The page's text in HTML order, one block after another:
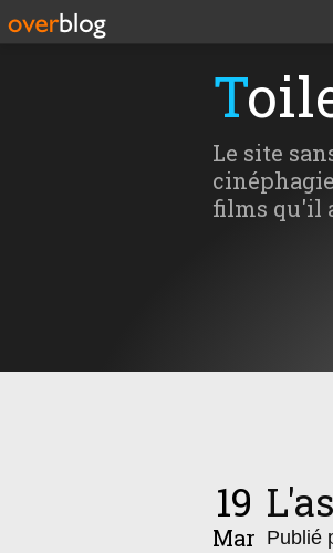
Le site
films qu'il
19
Mar Publié